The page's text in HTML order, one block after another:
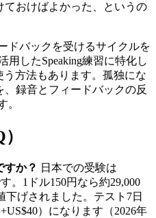
ておけばよかった、というの
ドバックを受けるサイクルを
したSpeaking練習に特化し
う方法もあります。孤独にな
、録音とフィードバックの反
。
すか？ 日本での受験は
。1ドル150円なら約29,000
下げされました。テスト7日
）になります（2026年